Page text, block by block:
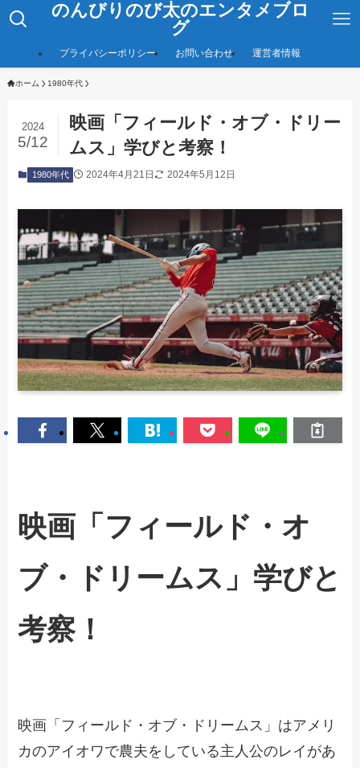
のんびりのび太のエンタメブロ
グ
プライバシーポリシー お問い合わせ 運営者情報
ホーム 1980年代
映画「フィールド・オブ・ドリー
ムス」学びと考察！
2024
5/12
1980年代 2024年4月21日 2024年5月12日
映画「フィールド・オ
ブ・ドリームス」学びと
考察！
映画「フィールド・オブ・ドリームス」はアメリ
カのアイオワで農夫をしている主人公のレイがあ